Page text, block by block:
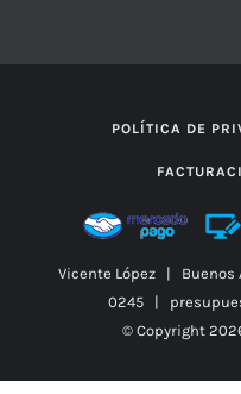
POLÍTICA DE
Vicente López |
0245 |
© Copyright